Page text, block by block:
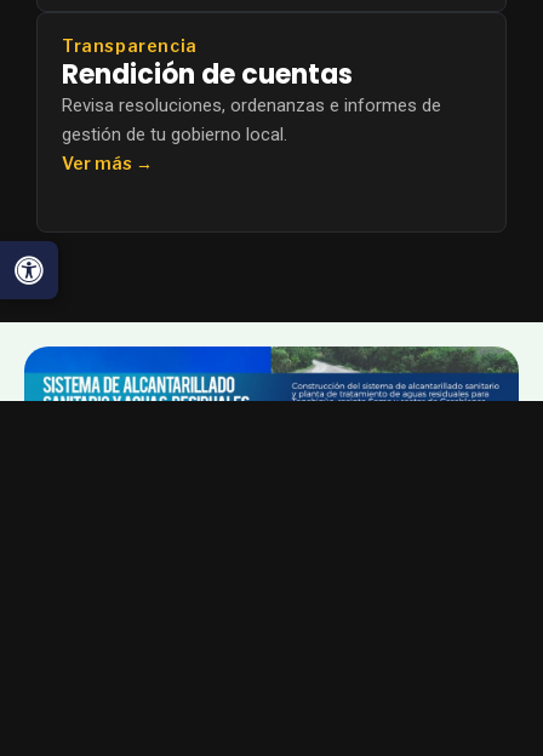
Transparencia
Rendición de cuentas
Revisa resoluciones, ordenanzas e informes de
gestión de tu gobierno local.
Ver más →